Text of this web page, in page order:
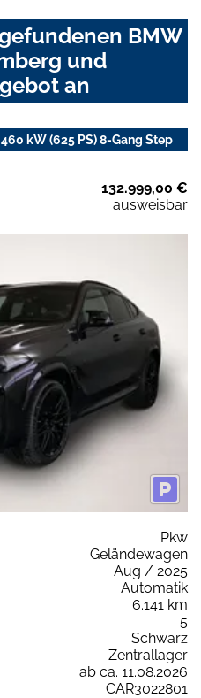
BMW
und
an
kW (625 PS) 8-Gang Step
132.999,00 €
ausweisbar
Pkw
Geländewagen
Aug / 2025
Automatik
6.141 km
5
Schwarz
Zentrallager
ab ca. 11.08.2026
CAR3022801